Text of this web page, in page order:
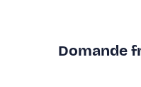
Domande